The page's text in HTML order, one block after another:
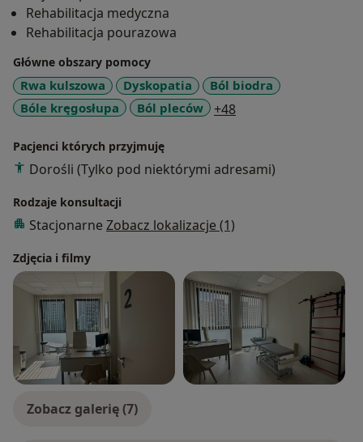
Rehabilitacja medyczna
Rehabilitacja pourazowa
Główne obszary pomocy
Rwa kulszowa Dyskopatia
Ból biodra
Bóle kręgosłupa
Ból pleców +48
Pacjenci których przyjmuję
Dorośli (Tylko pod niektórymi adresami)
Rodzaje konsultacji
Stacjonarne Zobacz lokalizacje (1)
Zdjęcia i filmy
Zobacz galerię (7)